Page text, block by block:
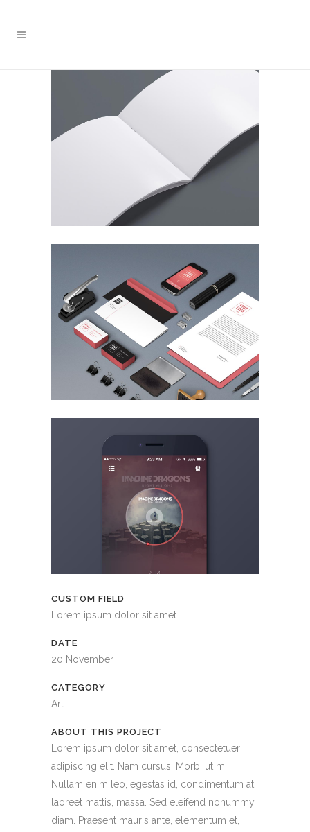
CUSTOM FIELD
Lorem ipsum dolor sit amet
DATE
20 November
CATEGORY
Art
ABOUT THIS PROJECT
Lorem ipsum dolor sit amet, consectetuer
adipiscing elit. Nam cursus. Morbi ut mi.
Nullam enim leo, egestas id, condimentum at,
laoreet mattis, massa. Sed eleifend nonummy
diam. Praesent mauris ante, elementum et,